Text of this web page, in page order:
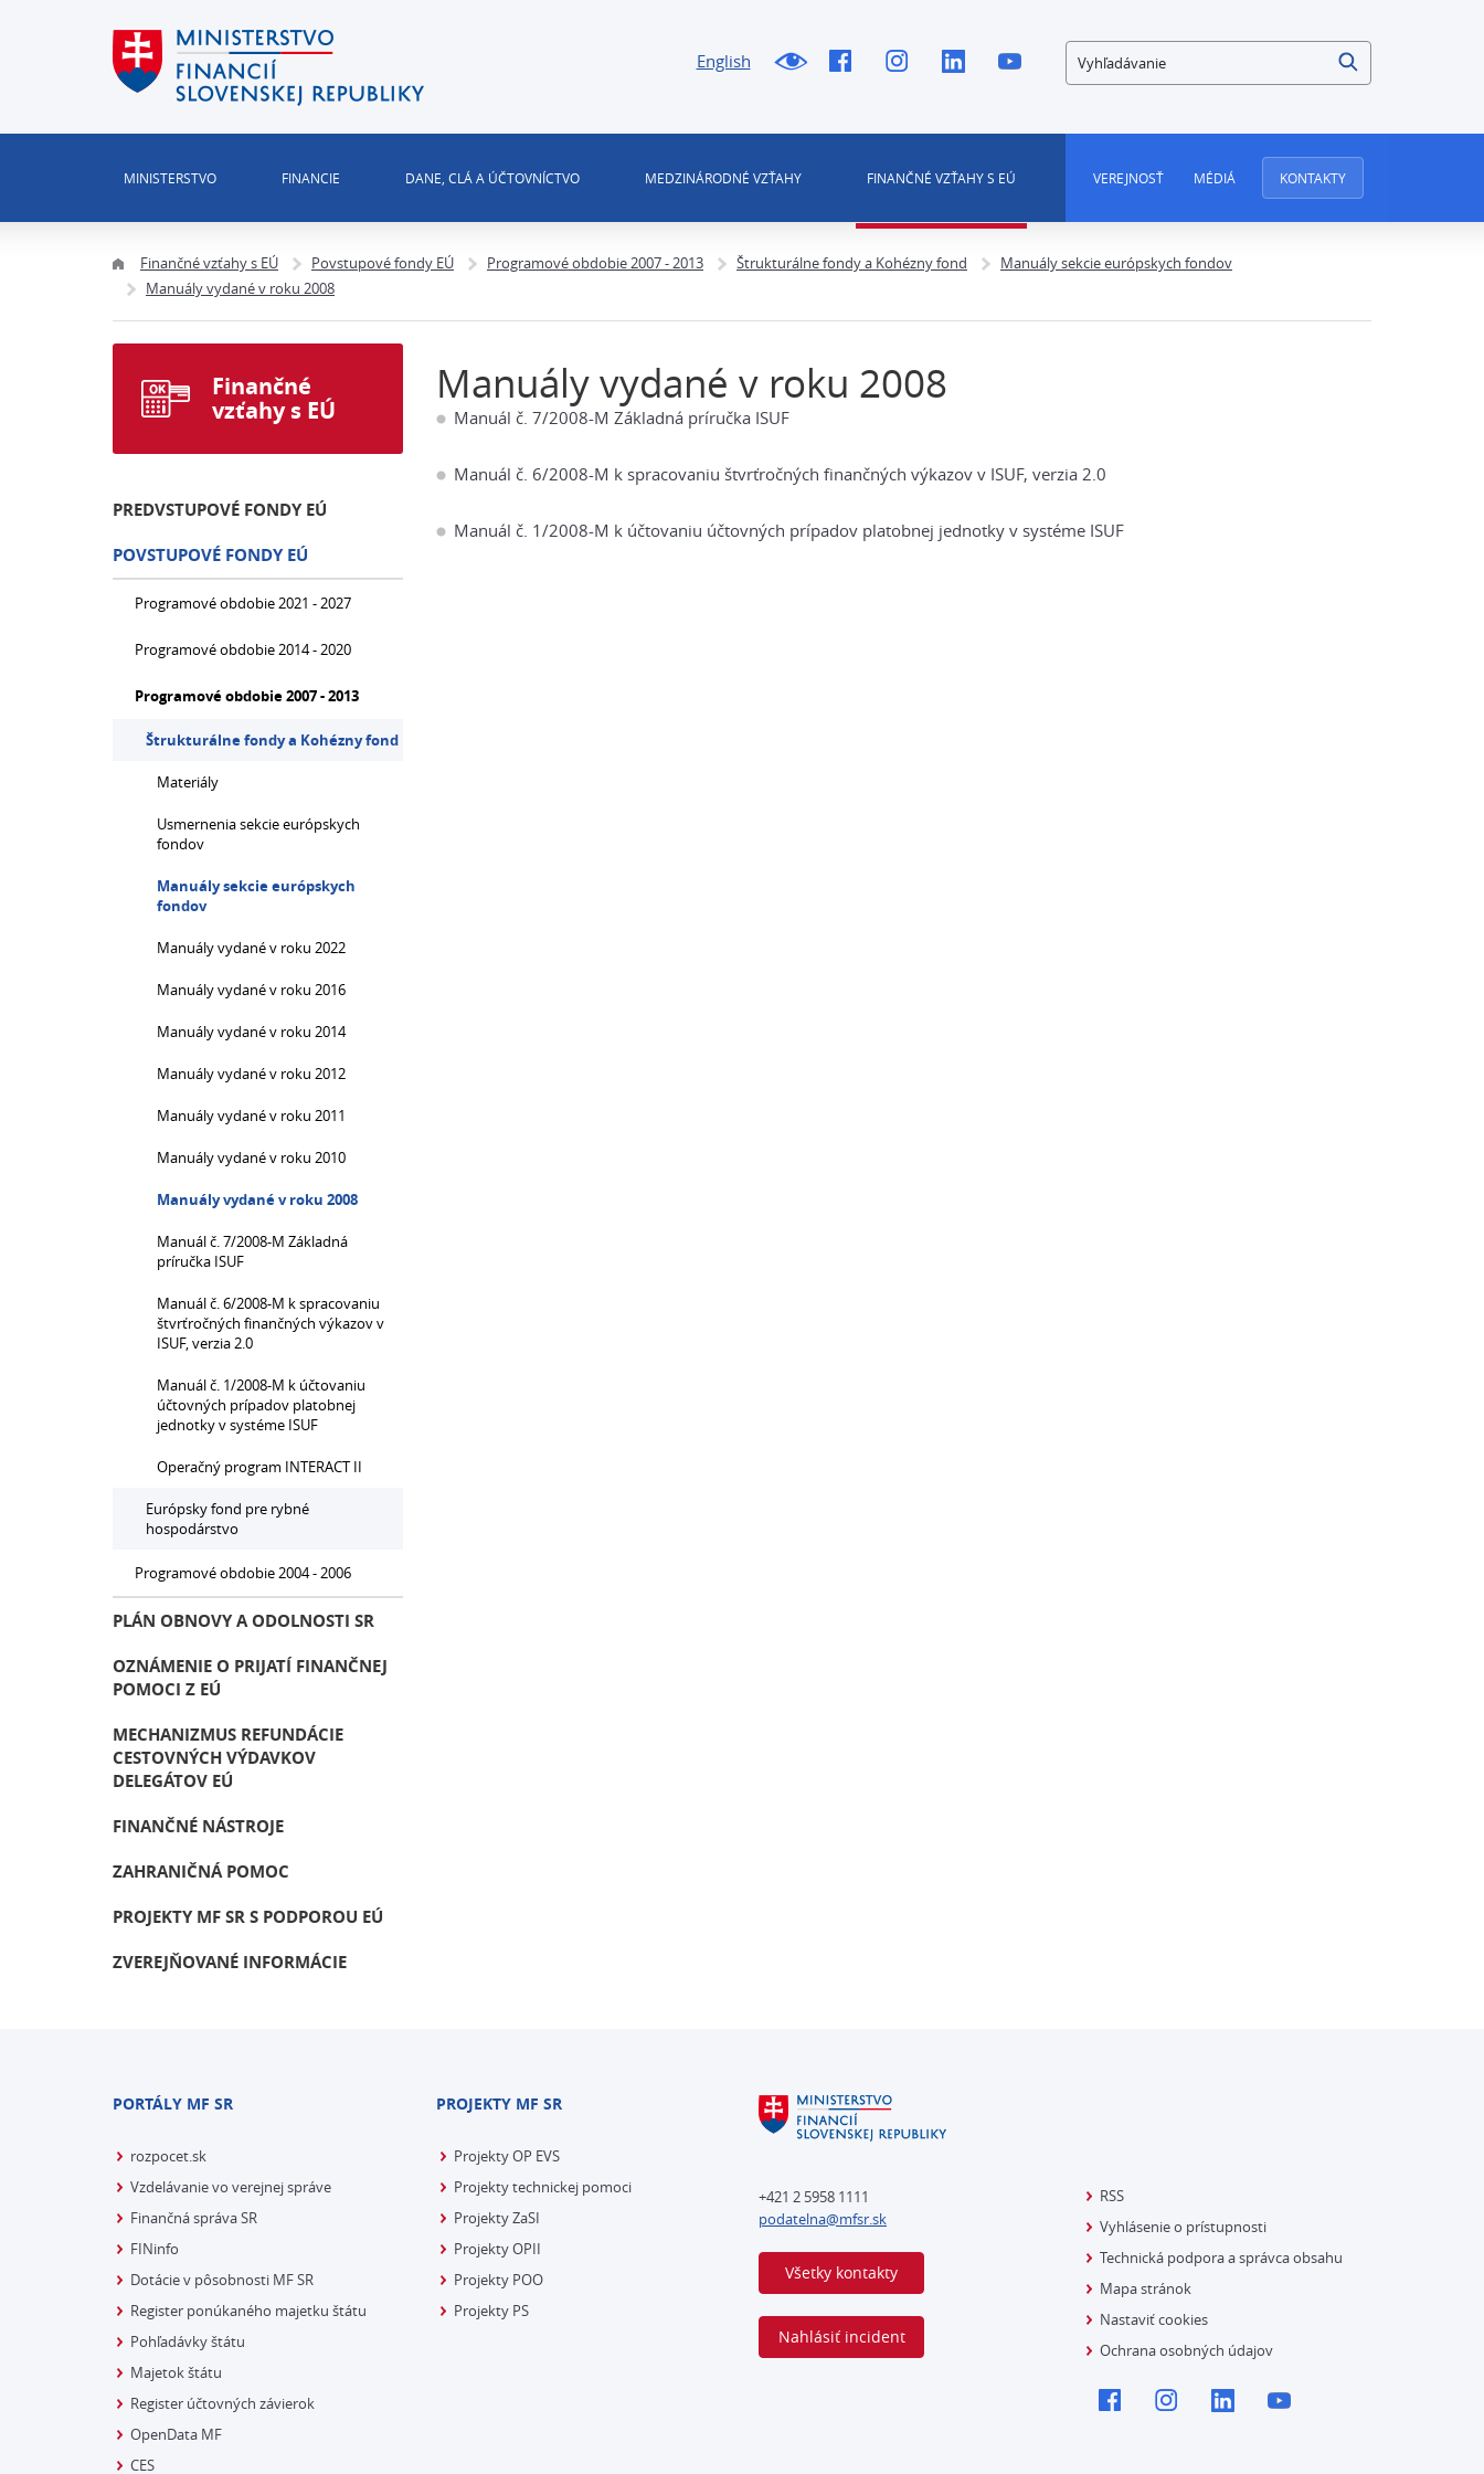
English Vyhľadávanie
MINISTERSTVO FINANCIE DANE, CLÁ A ÚČTOVNÍCTVO MEDZINÁRODNÉ VZŤAHY FINANČNÉ VZŤAHY S EÚ VEREJNOSŤ MÉDIÁ KONTAKTY
Finančné vzťahy s EÚ Povstupové fondy EÚ Programové obdobie 2007 - 2013 Štrukturálne fondy a Kohézny fond
Manuály sekcie európskych fondov
Manuály vydané v roku 2008
Manuály vydané v roku 2008
Manuál č. 7/2008-M Základná príručka ISUF
Manuál č. 6/2008-M k spracovaniu štvrťročných finančných výkazov v ISUF, verzia 2.0
Manuál č. 1/2008-M k účtovaniu účtovných prípadov platobnej jednotky v systéme ISUF
Finančné
vzťahy s EÚ
PREDVSTUPOVÉ FONDY EÚ
POVSTUPOVÉ FONDY EÚ
Programové obdobie 2021 - 2027
Programové obdobie 2014 - 2020
Programové obdobie 2007 - 2013
Štrukturálne fondy a Kohézny fond
Materiály
Usmernenia sekcie európskych
fondov
Manuály sekcie európskych
fondov
Manuály vydané v roku 2022
Manuály vydané v roku 2016
Manuály vydané v roku 2014
Manuály vydané v roku 2012
Manuály vydané v roku 2011
Manuály vydané v roku 2010
Manuály vydané v roku 2008
Manuál č. 7/2008-M Základná
príručka ISUF
Manuál č. 6/2008-M k spracovaniu
štvrťročných finančných výkazov v
ISUF, verzia 2.0
Manuál č. 1/2008-M k účtovaniu
účtovných prípadov platobnej
jednotky v systéme ISUF
Operačný program INTERACT II
Európsky fond pre rybné
hospodárstvo
Programové obdobie 2004 - 2006
PLÁN OBNOVY A ODOLNOSTI SR
OZNÁMENIE O PRIJATÍ FINANČNEJ
POMOCI Z EÚ
MECHANIZMUS REFUNDÁCIE
CESTOVNÝCH VÝDAVKOV
DELEGÁTOV EÚ
FINANČNÉ NÁSTROJE
ZAHRANIČNÁ POMOC
PROJEKTY MF SR S PODPOROU EÚ
ZVEREJŇOVANÉ INFORMÁCIE
PORTÁLY MF SR
rozpocet.sk
Vzdelávanie vo verejnej správe
Finančná správa SR
FINinfo
Dotácie v pôsobnosti MF SR
Register ponúkaného majetku štátu
Pohľadávky štátu
Majetok štátu
Register účtovných závierok
OpenData MF
CES
PROJEKTY MF SR
Projekty OP EVS
Projekty technickej pomoci
Projekty ZaSI
Projekty OPII
Projekty POO
Projekty PS
+421 2 5958 1111
podatelna@mfsr.sk
Všetky kontakty
Nahlásiť incident
RSS
Vyhlásenie o prístupnosti
Technická podpora a správca obsahu
Mapa stránok
Nastaviť cookies
Ochrana osobných údajov